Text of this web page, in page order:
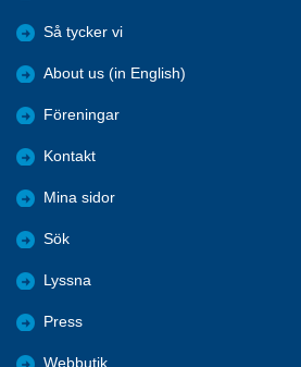
Så tycker vi
About us (in English)
Föreningar
Kontakt
Mina sidor
Sök
Lyssna
Press
Webbutik